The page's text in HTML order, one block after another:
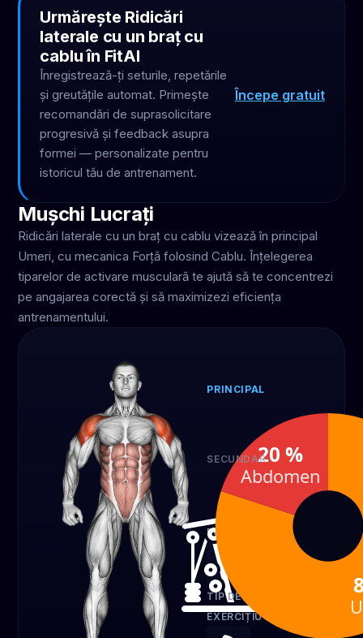
Urmărește Ridicări
laterale cu un braț cu
cablu în FitAI
Înregistrează-ți seturile, repetările
și greutățile automat. Primește
recomandări de suprasolicitare
progresivă și feedback asupra
formei — personalizate pentru
istoricul tău de antrenament.
Începe gratuit
Mușchi Lucrați
Ridicări laterale cu un braț cu cablu vizează în principal
Umeri, cu mecanica Forță folosind Cablu. Înțelegerea
tiparelor de activare musculară te ajută să te concentrezi
pe angajarea corectă și să maximizezi eficiența
antrenamentului.
PRINCIPAL
80 %
SECUNDAR
Abdomen
20 %
ECHIPAMENT
TIP DE
EXERCIȚIU
20 %
Abdomen